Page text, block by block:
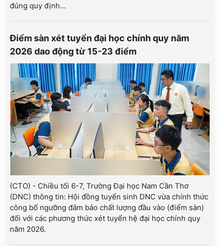
đúng quy định...
Điểm sàn xét tuyển đại học chính quy năm
2026 dao động từ 15-23 điểm
(CTO) - Chiều tối 6-7, Trường Đại học Nam Cần Thơ
(DNC) thông tin: Hội đồng tuyển sinh DNC vừa chính thức
công bố ngưỡng đảm bảo chất lượng đầu vào (điểm sàn)
đối với các phương thức xét tuyển hệ đại học chính quy
năm 2026.